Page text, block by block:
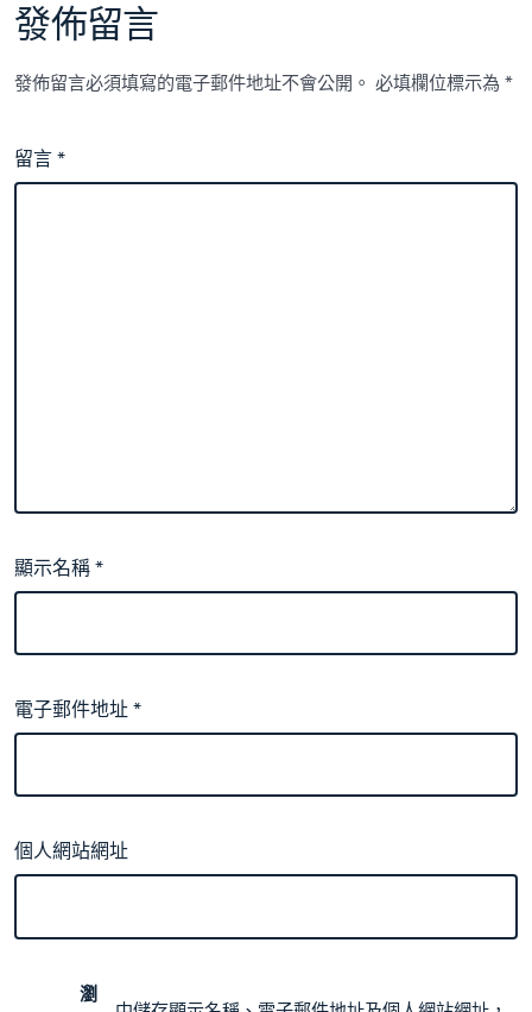
發佈留言
發佈留言必須填寫的電子郵件地址不會公開。 必填欄位標示為*
留言*
顯示名稱*
電子郵件地址*
個人網站網址
瀏